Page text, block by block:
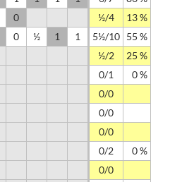
0 ½/4
13 %
0 ½ 1 1 5½/10 55 %
½/2
25 %
0/1
0 %
0/0
0/0
0/0
0/2
0 %
0/0